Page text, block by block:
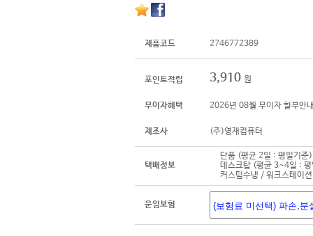
제품코드 2746772389
포인트적립 3,910 원
무이자혜택 2026년 08월 무이자 할부안
제조사 (주)영재컴퓨터
택배정보
단품 (평균 2일 : 평일기준)
데스크탑 (평균 3~4일 :
커스텀수냉 / 워크스테이
운임보험